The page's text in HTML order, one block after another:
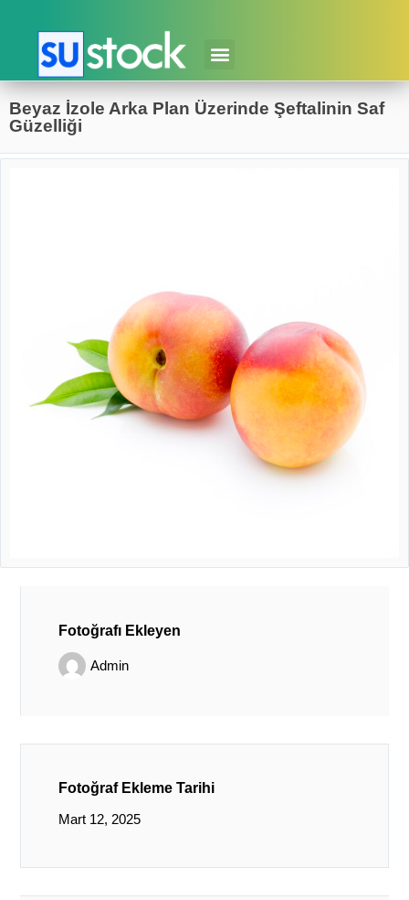
Beyaz İzole Arka Plan Üzerinde Şeftalinin Saf
Güzelliği
Fotoğrafı Ekleyen
Admin
Fotoğraf Ekleme Tarihi
Mart 12, 2025